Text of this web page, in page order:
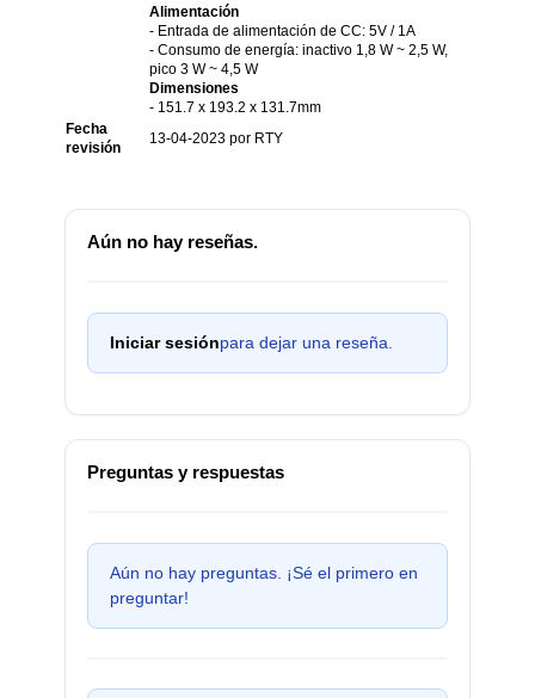
Alimentación
- Entrada de alimentación de CC: 5V / 1A
- Consumo de energía: inactivo 1,8 W ~ 2,5 W,
pico 3 W ~ 4,5 W
Dimensiones
- 151.7 x 193.2 x 131.7mm
Fecha
revisión
13-04-2023 por RTY
Aún no hay reseñas.
Iniciar sesiónpara dejar una reseña.
Preguntas y respuestas
Aún no hay preguntas. ¡Sé el primero en
preguntar!